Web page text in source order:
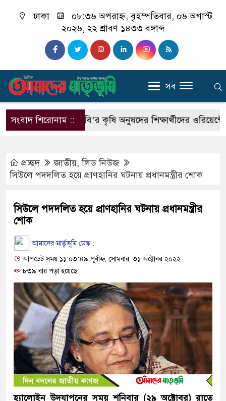
ঢাকা
০৮:৩৬ অপরাহ্ন, বৃহস্পতিবার, ০৬ অগাস্ট
২০২৬, ২২ শ্রাবণ ১৪৩৩ বঙ্গাব্দ
সব
সংবাদ শিরোনাম ::
পবিপ্রবি’র কৃষি অনুষদের শিক্ষার্থীদের ওরিয়েন্টেশন
প্রচ্ছদ জাতীয়,লিড নিউজ
সিউলে পদদলিত হয়ে প্রাণহানির ঘটনায় প্রধানমন্ত্রীর শোক
সিউলে পদদলিত হয়ে প্রাণহানির ঘটনায় প্রধানমন্ত্রীর
শোক
আমাদের মার্তৃভূমি ডেস্ক :
আপডেট সময় ১১:০৩:৪৯ পূর্বাহ্ন, সোমবার, ৩১ অক্টোবর ২০২২
৮৩৯ বার পড়া হয়েছে
হ্যালোইন উদযাপনের সময় শনিবার (২৯ অক্টোবর) রাতে